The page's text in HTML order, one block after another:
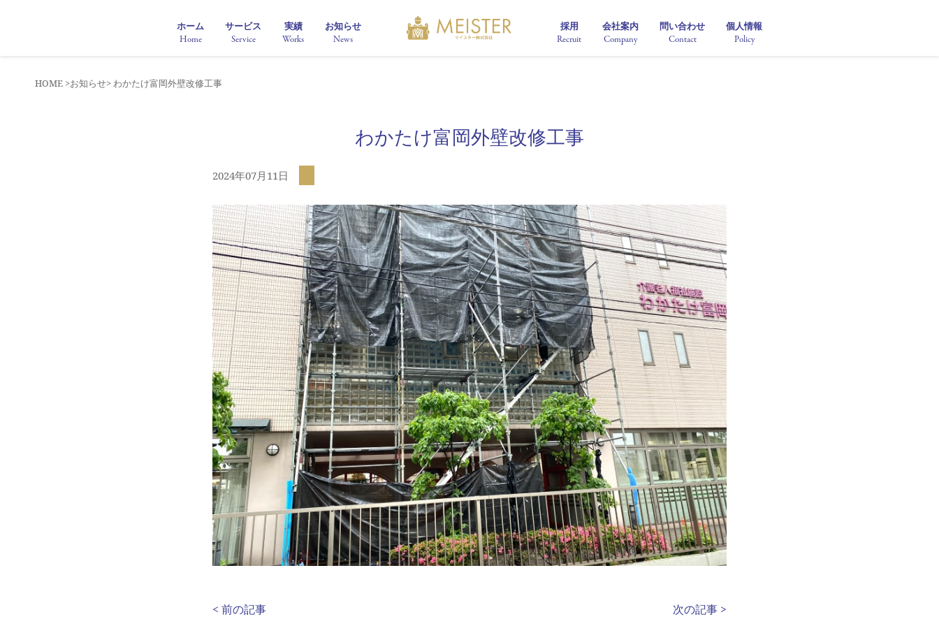
ホーム
Home
サービス
Service
実績
Works
お知らせ
News
採用
Recruit
会社案内
Company
問い合わせ
Contact
個人情報
Policy
HOME >お知らせ> わかたけ富岡外壁改修工事
わかたけ富岡外壁改修工事
2024年07月11日
< 前の記事 次の記事 >